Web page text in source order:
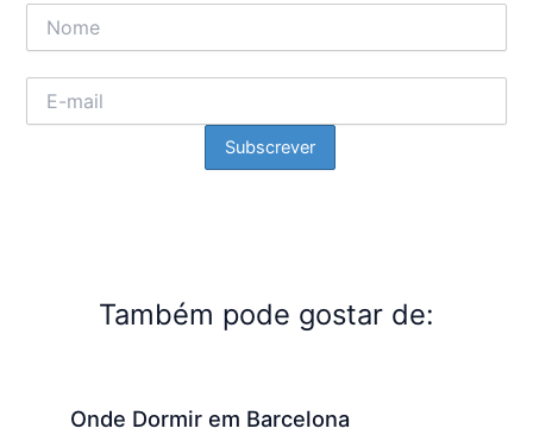
Também pode gostar de:
Onde Dormir em Barcelona